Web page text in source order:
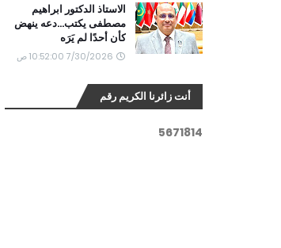
الاستاذ الدكتور ابراهيم
مصطفى يكتب...دعه ينهض
كأن أحدًا لم يَرَه
7/30/2026 10:52:00 ص
أنت زائرنا الكريم رقم
5671814